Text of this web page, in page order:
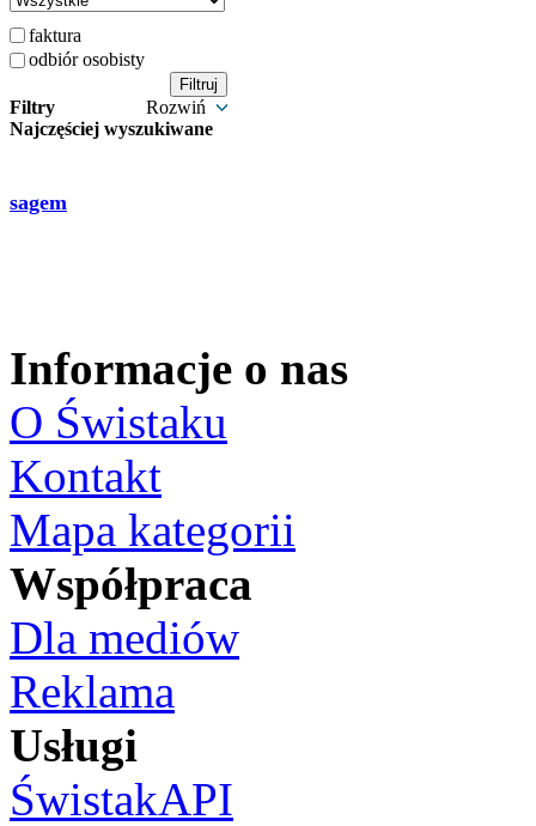
faktura
odbiór osobisty
Filtry
Rozwiń
Najczęściej wyszukiwane
sagem
Informacje o nas
O Świstaku
Kontakt
Mapa kategorii
Współpraca
Dla mediów
Reklama
Usługi
ŚwistakAPI